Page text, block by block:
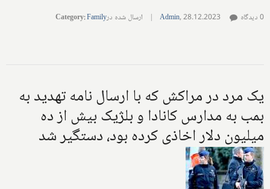
Admin,28.12.2023
| ارسال شده در Category:Family 0 دیدگاه
یک مرد در مراکش که با ارسال نامه تهدید به
بمب به مدارس کانادا و بلژیک بیش از ده
میلیون دلار اخاذی کرده بود، دستگیر شد